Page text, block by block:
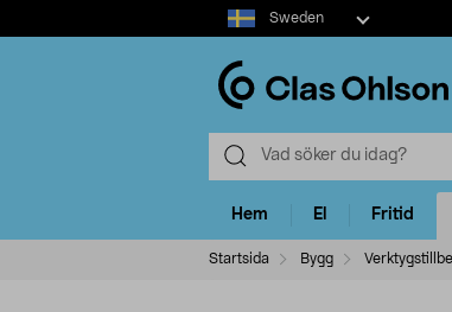
Select
market
Sweden
Hem El Fritid
Startsida Bygg